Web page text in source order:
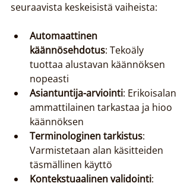
seuraavista keskeisistä vaiheista:
Automaattinen
käännösehdotus: Tekoäly
tuottaa alustavan käännöksen
nopeasti
Asiantuntija-arviointi: Erikoisalan
ammattilainen tarkastaa ja hioo
käännöksen
Terminologinen tarkistus:
Varmistetaan alan käsitteiden
täsmällinen käyttö
Kontekstuaalinen validointi: